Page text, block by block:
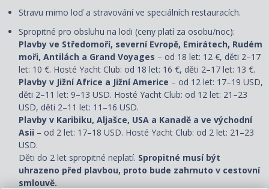
Stravu mimo loď a stravování ve speciálních restauracích.
Spropitné pro obsluhu na lodi (ceny platí za osobu/noc):
Plavby ve Středomoří, severní Evropě, Emirátech, Rudém
moři, Antilách a Grand Voyages – od 18 let: 12 €, děti 2–17
let: 10 €. Hosté Yacht Club: od 18 let: 16 €, děti 2–17 let: 13 €.
Plavby v Jižní Africe a Jižní Americe – od 12 let: 17–19 USD,
děti 2–11 let: 9–13 USD. Hosté Yacht Club: od 12 let: 21–23
USD, děti 2–11 let: 11–16 USD.
Plavby v Karibiku, Aljašce, USA a Kanadě a ve východní
Asii – od 2 let: 17–18 USD. Hosté Yacht Club: od 2 let: 21–23
USD.
Děti do 2 let spropitné neplatí. Spropitné musí být
uhrazeno před plavbou, proto bude zahrnuto v cestovní
smlouvě.